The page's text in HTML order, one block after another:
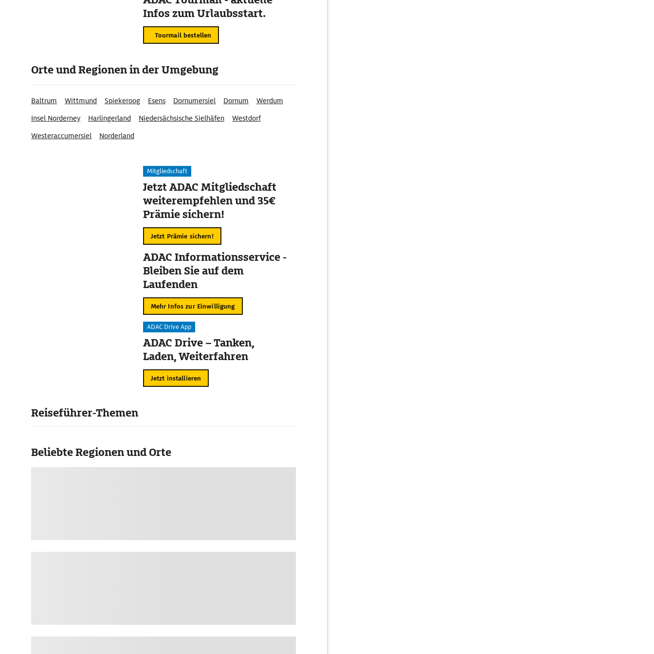
Infos zum Urlaubsstart.
Tourmail bestellen
Orte und Regionen in der Umgebung
Baltrum Wittmund Spiekeroog Esens Dornumersiel Dornum
Werdum
Insel Norderney
Harlingerland Niedersächsische Sielhäfen
Westdorf
Westeraccumersiel
Norderland
Mitgliedschaft
Jetzt ADAC Mitgliedschaft
weiterempfehlen und 35€
Prämie sichern!
Jetzt Prämie sichern!
ADAC Informationsservice -
Bleiben Sie auf dem
Laufenden
Mehr Infos zur Einwilligung
ADAC Drive App
ADAC Drive – Tanken,
Laden, Weiterfahren
Jetzt installieren
Reiseführer-Themen
Beliebte Regionen und Orte